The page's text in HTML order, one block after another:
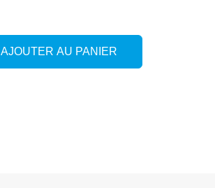
AJOUTER AU PANIER